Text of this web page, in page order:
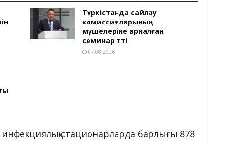
Түркістанда сайлау
комиссияларының
мүшелеріне арналған
семинар өтті
07.08.2026
стационарларда барлығы 878